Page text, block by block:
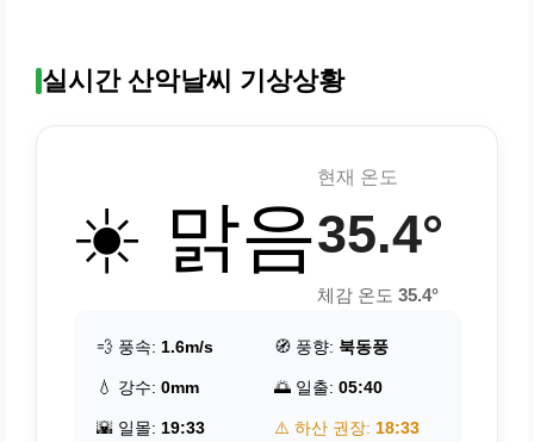
실시간 산악날씨 기상상황
☀️ 맑음
현재 온도
35.4°
체감 온도 35.4°
💨 풍속: 1.6m/s 🧭 풍향: 북동풍
💧 강수: 0mm 🌅 일출: 05:40
🌇 일몰: 19:33 ⚠️ 하산 권장: 18:33